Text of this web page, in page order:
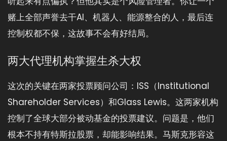
赌上全部声誉去干AI、机器人、能源整合的人，最后连
控制权都不保，这故事不会有好结局。
两大代理机构掌握生杀大权
这次的关键在两家投票顾问公司：ISS（Institutional
Shareholder Services）和Glass Lewis。这两家机构
控制了全球大部分被动基金的投票建议。问题是，他们
根本不持有特斯拉股票，却能影响结果。马斯克形容这